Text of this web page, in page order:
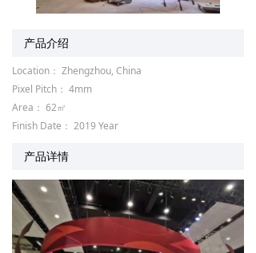
产品介绍
Location： Zhengzhou, China
Pixel Pitch： 4mm
Area： 62㎡
Finish Date： 2019 Year
产品详情